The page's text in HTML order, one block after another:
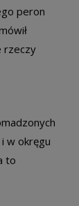
peron
rzeczy
w okręgu
to